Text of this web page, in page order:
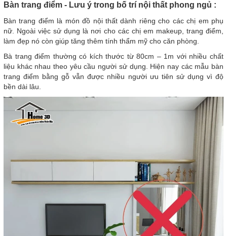
Bàn trang điểm - Lưu ý trong bố trí nội thất phong ngủ :
Bàn trang điểm là món đồ nội thất dành riêng cho các chị em phụ
nữ. Ngoài việc sử dụng là nơi cho các chị em makeup, trang điểm,
làm đẹp nó còn giúp tăng thêm tính thẩm mỹ cho căn phòng.
Bà trang điểm thường có kích thước từ 80cm – 1m với nhiều chất
liệu khác nhau theo yêu cầu người sử dụng. Hiện nay các mẫu bàn
trang điểm bằng gỗ vẫn được nhiều người ưu tiên sử dụng vì độ
bền dài lâu.